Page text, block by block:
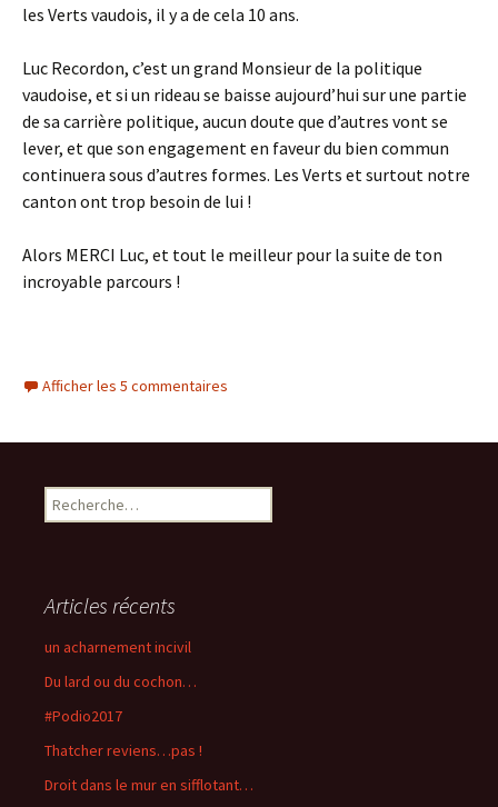
les Verts vaudois, il y a de cela 10 ans.
Luc Recordon, c’est un grand Monsieur de la politique
vaudoise, et si un rideau se baisse aujourd’hui sur une partie
de sa carrière politique, aucun doute que d’autres vont se
lever, et que son engagement en faveur du bien commun
continuera sous d’autres formes. Les Verts et surtout notre
canton ont trop besoin de lui !
Alors MERCI Luc, et tout le meilleur pour la suite de ton
incroyable parcours !
Afficher les 5 commentaires
R
e
r
e
r
:
Articles récents
un acharnement incivil
Du lard ou du cochon…
#Podio2017
Thatcher reviens…pas !
Droit dans le mur en sifflotant…